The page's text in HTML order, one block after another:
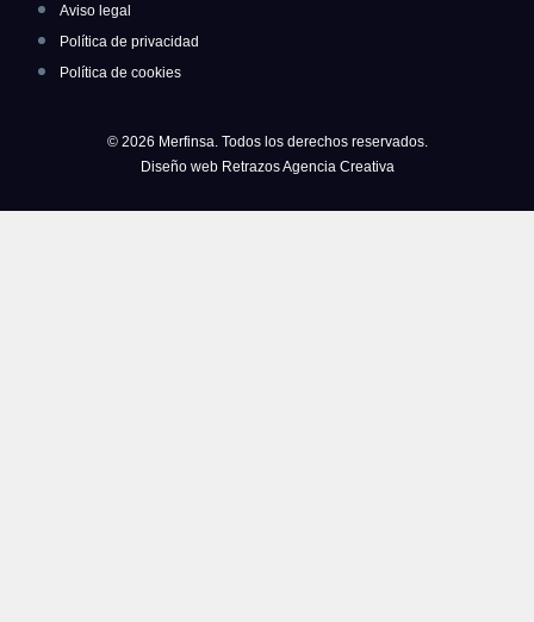
Aviso legal
Política de privacidad
Política de cookies
© 2026 Merfinsa. Todos los derechos reservados.
Diseño web Retrazos Agencia Creativa